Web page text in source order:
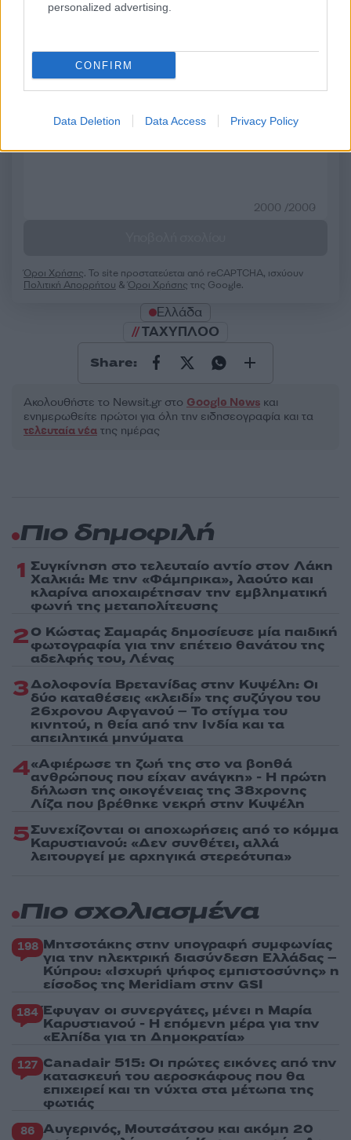
personalized advertising.
CONFIRM
Data Deletion Data Access Privacy Policy
Σχολίασε εδώ
50 /50
2000 /2000
Όροι Χρήσης. Το site προστατεύεται από reCAPTCHA, ισχύουν
Πολιτική Απορρήτου &Όροι Χρήσης της Google.
Ελλάδα
ΤΑΧΥΠΛΟΟ
Share:
Ακολουθήστε το Νewsit.gr στο Google News και
ενημερωθείτε πρώτοι για όλη την ειδησεογραφία και τα
τελευταία νέα της ημέρας
Πιο δημοφιλή
1 Συγκίνηση στο τελευταίο αντίο στον Λάκη
Χαλκιά: Με την «Φάμπρικα», λαούτο και
κλαρίνα αποχαιρέτησαν την εμβληματική
φωνή της μεταπολίτευσης
2Ο Κώστας Σαμαράς δημοσίευσε μία παιδική
φωτογραφία για την επέτειο θανάτου της
αδελφής του, Λένας
3Δολοφονία Βρετανίδας στην Κυψέλη: Οι
δύο καταθέσεις «κλειδί» της συζύγου του
26χρονου Αφγανού – Το στίγμα του
κινητού, η θεία από την Ινδία και τα
απειλητικά μηνύματα
4«Αφιέρωσε τη ζωή της στο να βοηθά
ανθρώπους που είχαν ανάγκη» - Η πρώτη
δήλωση της οικογένειας της 38χρονης
Λίζα που βρέθηκε νεκρή στην Κυψέλη
5Συνεχίζονται οι αποχωρήσεις από το κόμμα
Καρυστιανού: «Δεν συνθέτει, αλλά
λειτουργεί με αρχηγικά στερεότυπα»
Πιο σχολιασμένα
198 Μητσοτάκης στην υπογραφή συμφωνίας
για την ηλεκτρική διασύνδεση Ελλάδας –
Κύπρου: «Ισχυρή ψήφος εμπιστοσύνης» η
είσοδος της Meridiam στην GSI
184 Έφυγαν οι συνεργάτες, μένει η Μαρία
Καρυστιανού - Η επόμενη μέρα για την
«Ελπίδα για τη Δημοκρατία»
127 Canadair 515: Οι πρώτες εικόνες από την
κατασκευή του αεροσκάφους που θα
επιχειρεί και τη νύχτα στα μέτωπα της
φωτιάς
86 Αυγερινός, Μουτσάτσου και ακόμη 20